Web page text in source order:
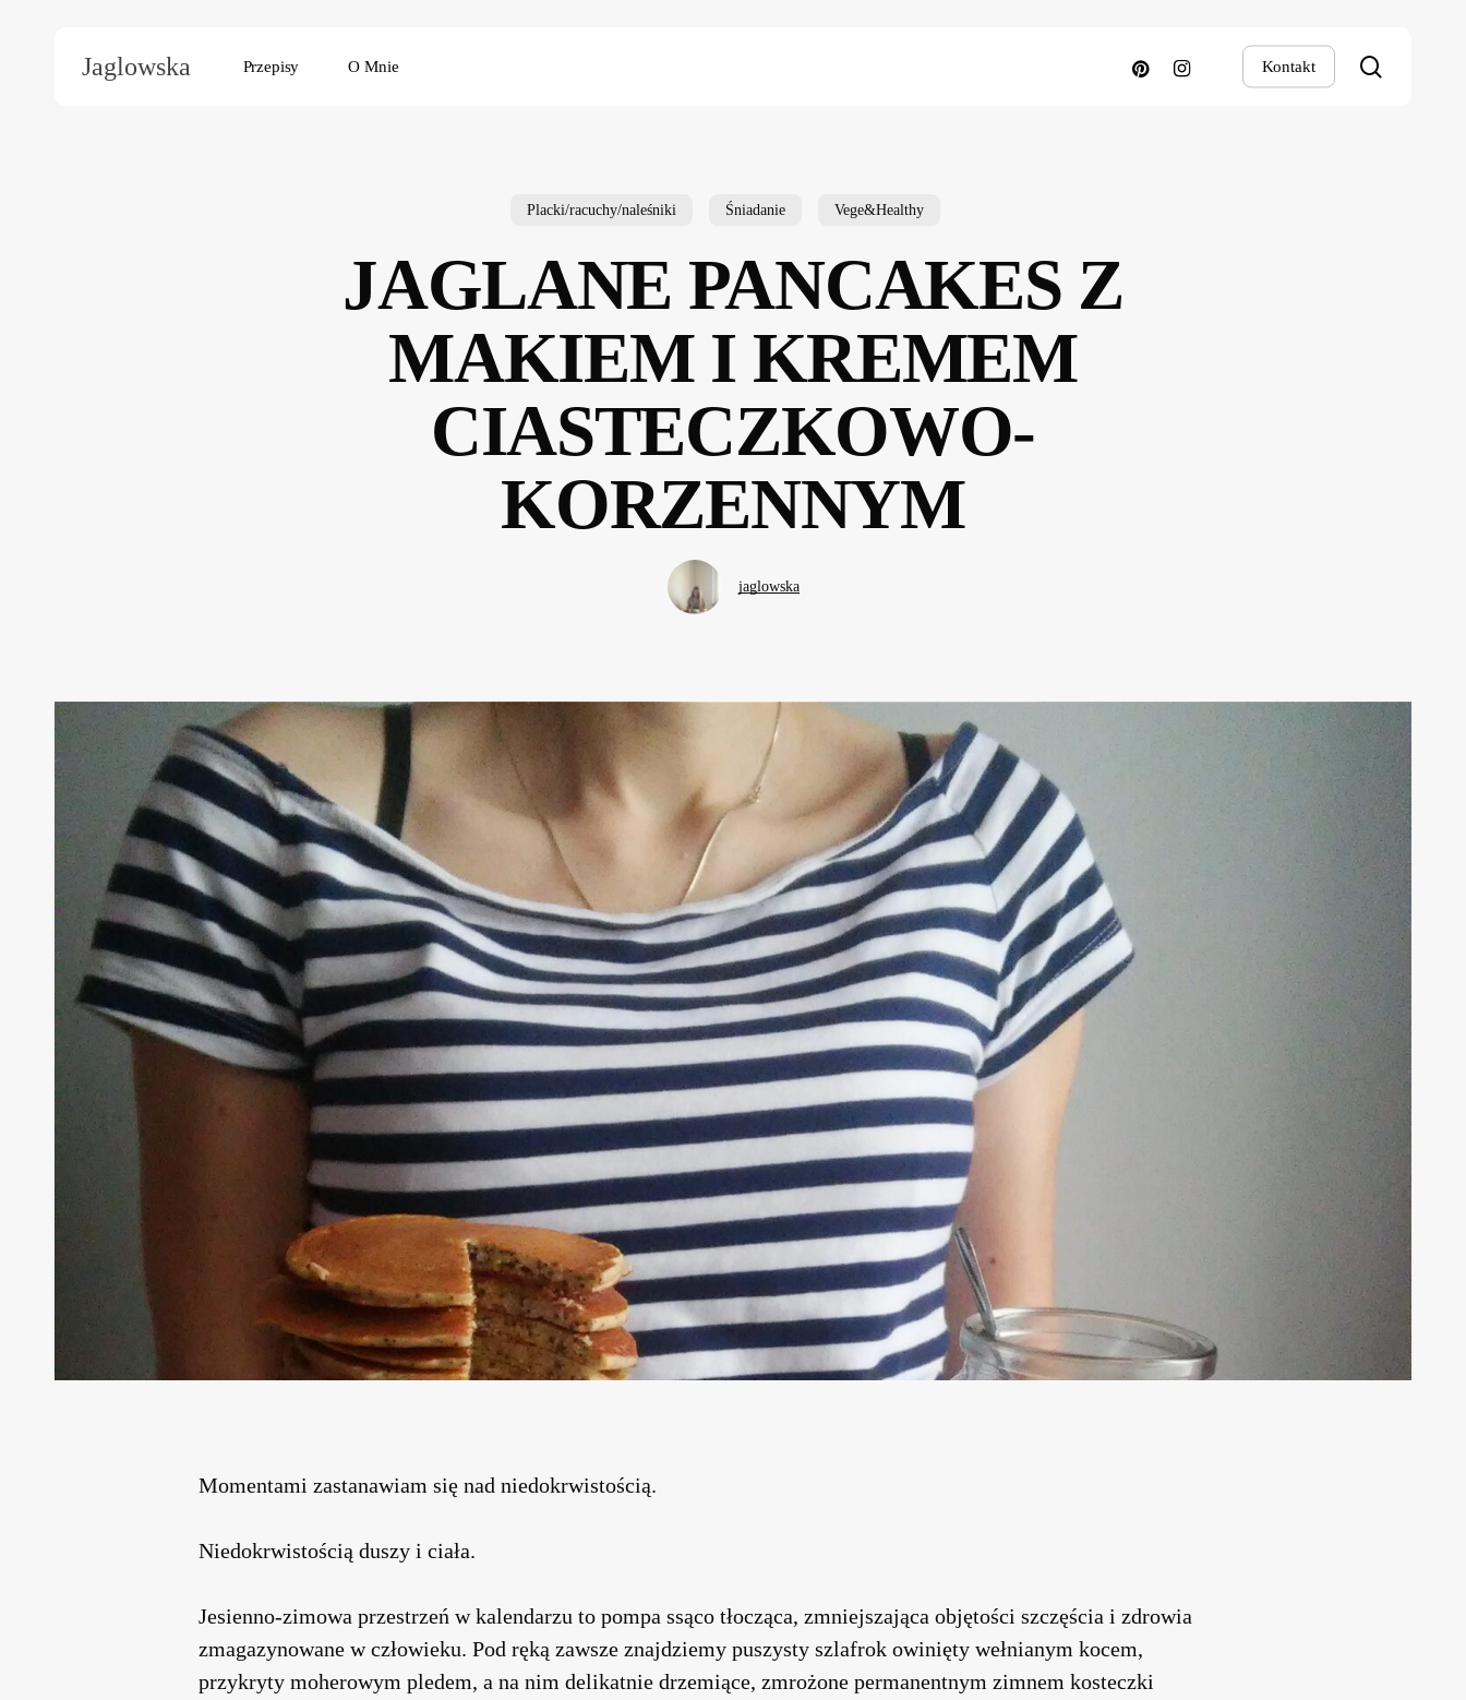
Jaglowska Przepisy O Mnie Kontakt
pinterestinstagram
Placki/racuchy/naleśniki Śniadanie Vege&Healthy
JAGLANE PANCAKES Z
MAKIEM I KREMEM
CIASTECZKOWO-
KORZENNYM
jaglowska
Momentami zastanawiam się nad niedokrwistością.
Niedokrwistością duszy i ciała.
Jesienno-zimowa przestrzeń w kalendarzu to pompa ssąco tłocząca, zmniejszająca objętości szczęścia i zdrowia
zmagazynowane w człowieku. Pod ręką zawsze znajdziemy puszysty szlafrok owinięty wełnianym kocem,
przykryty moherowym pledem, a na nim delikatnie drzemiące, zmrożone permanentnym zimnem kosteczki